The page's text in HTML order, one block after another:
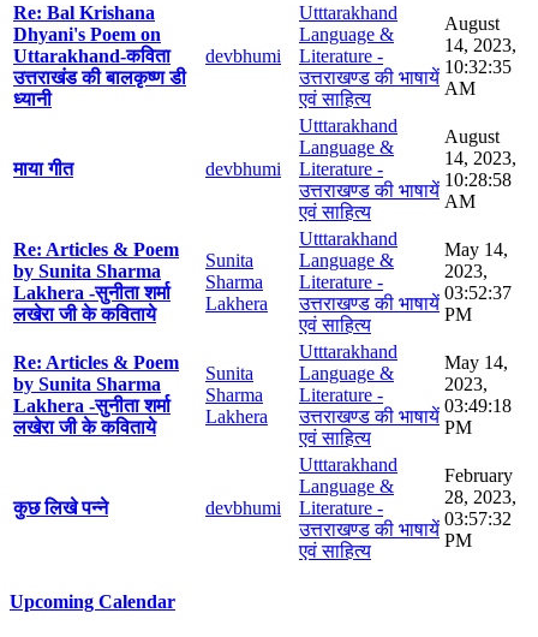
Re: Bal Krishana
Dhyani's Poem on
Uttarakhand-कविता
उत्तराखंड की बालकृष्ण डी
ध्यानी
devbhumi
Utttarakhand
Language &
Literature -
उत्तराखण्ड की भाषायें
एवं साहित्य
August
14, 2023,
10:32:35
AM
माया गीत devbhumi
Utttarakhand
Language &
Literature -
उत्तराखण्ड की भाषायें
एवं साहित्य
August
14, 2023,
10:28:58
AM
Re: Articles & Poem
by Sunita Sharma
Lakhera -सुनीता शर्मा
लखेरा जी के कविताये
Sunita
Sharma
Lakhera
Utttarakhand
Language &
Literature -
उत्तराखण्ड की भाषायें
एवं साहित्य
May 14,
2023,
03:52:37
PM
Re: Articles & Poem
by Sunita Sharma
Lakhera -सुनीता शर्मा
लखेरा जी के कविताये
Sunita
Sharma
Lakhera
Utttarakhand
Language &
Literature -
उत्तराखण्ड की भाषायें
एवं साहित्य
May 14,
2023,
03:49:18
PM
कुछ लिखे पन्ने devbhumi
Utttarakhand
Language &
Literature -
उत्तराखण्ड की भाषायें
एवं साहित्य
February
28, 2023,
03:57:32
PM
Upcoming Calendar